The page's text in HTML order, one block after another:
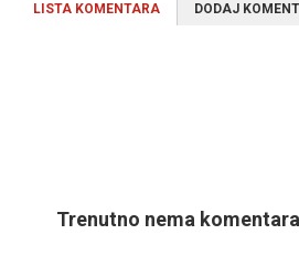
LISTA KOMENTARA DODAJ
Trenutno nema